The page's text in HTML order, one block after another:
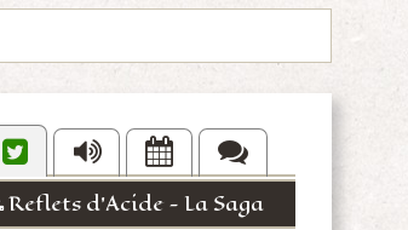
Reflets d'Acide - La Saga